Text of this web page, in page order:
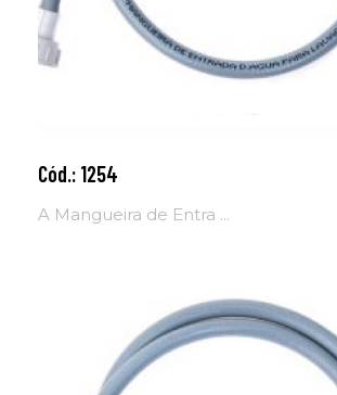
Cód.: 1254
A Mangueira de Entra ...
Adicionar ao carrinho